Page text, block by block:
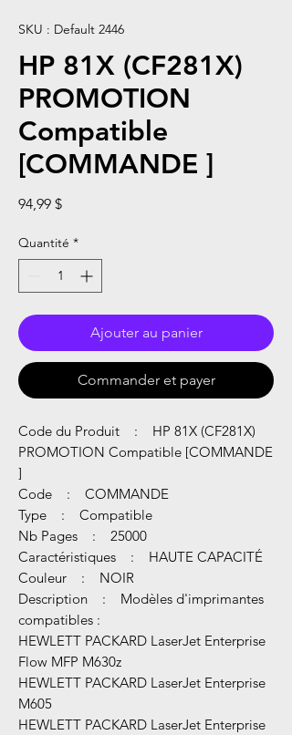
SKU : Default 2446
HP 81X (CF281X)
PROMOTION
Compatible
[COMMANDE ]
94,99 $Prix
Quantité *
Ajouter au panier
Commander et payer
Code du Produit : HP 81X (CF281X)
PROMOTION Compatible [COMMANDE
]
Code : COMMANDE
Type : Compatible
Nb Pages : 25000
Caractéristiques : HAUTE CAPACITÉ
Couleur : NOIR
Description : Modèles d'imprimantes
compatibles :
HEWLETT PACKARD LaserJet Enterprise
Flow MFP M630z
HEWLETT PACKARD LaserJet Enterprise
M605
HEWLETT PACKARD LaserJet Enterprise